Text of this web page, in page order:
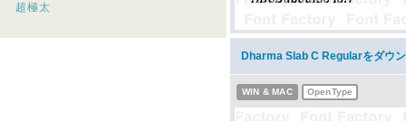
超極太
Dharma Slab C Regularをダウ
WIN & MAC OpenType